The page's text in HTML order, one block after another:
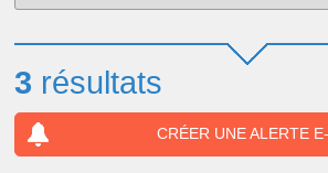
3 résultats
CRÉER UNE ALERTE